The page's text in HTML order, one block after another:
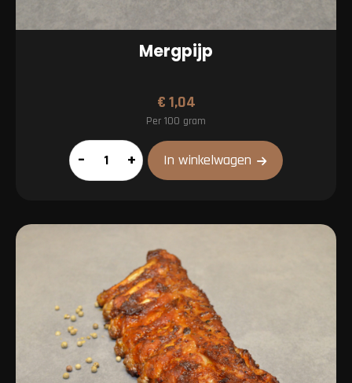
Mergpijp
€1,04
Per 100 gram
Mergpijp
aantal
– + In winkelwagen